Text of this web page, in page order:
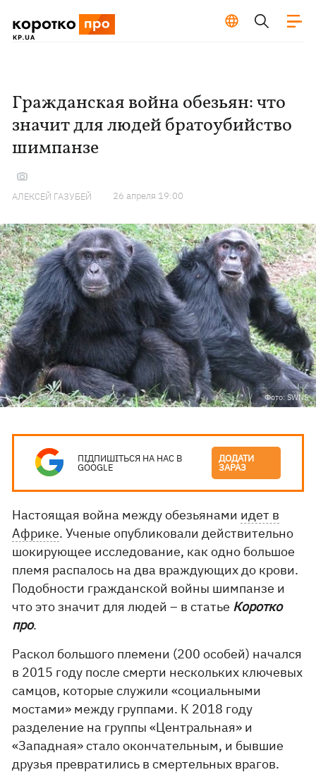
Гражданская война обезьян: что
значит для людей братоубийство
шимпанзе
АЛЕКСЕЙ ГАЗУБЕЙ 26 апреля 19:00
Фото: SWNS
ПІДПИШІТЬСЯ НА НАС В
GOOGLE
ДОДАТИ
ЗАРАЗ
Настоящая война между обезьянами идет в
Африке. Ученые опубликовали действительно
шокирующее исследование, как одно большое
племя распалось на два враждующих до крови.
Подобности гражданской войны шимпанзе и
что это значит для людей – в статье Коротко
про.
Раскол большого племени (200 особей) начался
в 2015 году после смерти нескольких ключевых
самцов, которые служили «социальными
мостами» между группами. К 2018 году
разделение на группы «Центральная» и
«Западная» стало окончательным, и бывшие
друзья превратились в смертельных врагов.